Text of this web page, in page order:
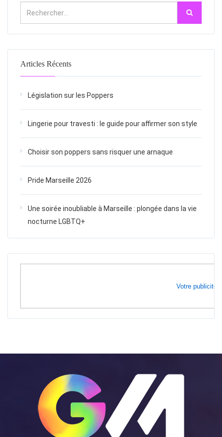
Articles Récents
Législation sur les Poppers
Lingerie pour travesti : le guide pour affirmer son style
Choisir son poppers sans risquer une arnaque
Pride Marseille 2026
Une soirée inoubliable à Marseille : plongée dans la vie
nocturne LGBTQ+
Votre publicité